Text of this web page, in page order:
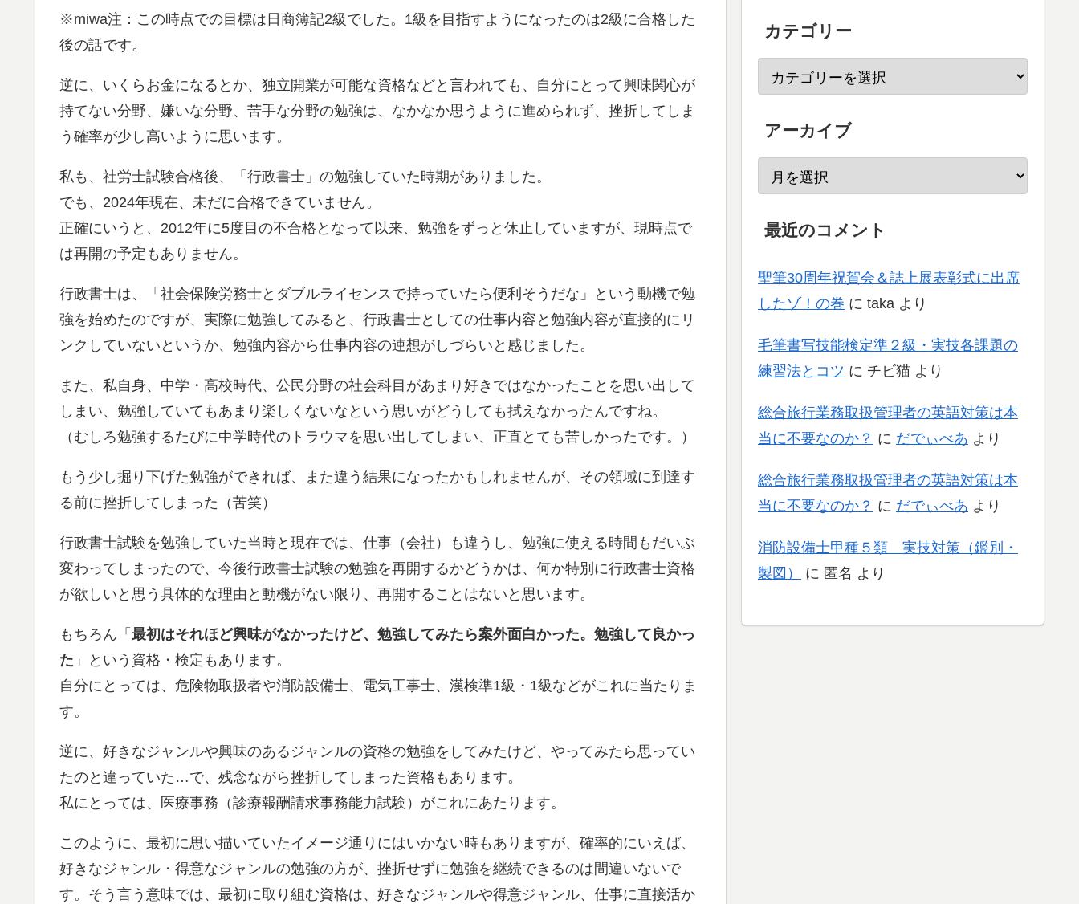
※miwa注：この時点での目標は日商簿記2級でした。1級を目指すようになったのは2級に合格した
後の話です。
逆に、いくらお金になるとか、独立開業が可能な資格などと言われても、自分にとって興味関心が
持てない分野、嫌いな分野、苦手な分野の勉強は、なかなか思うように進められず、挫折してしま
う確率が少し高いように思います。
私も、社労士試験合格後、「行政書士」の勉強していた時期がありました。
でも、2024年現在、未だに合格できていません。
正確にいうと、2012年に5度目の不合格となって以来、勉強をずっと休止していますが、現時点で
は再開の予定もありません。
行政書士は、「社会保険労務士とダブルライセンスで持っていたら便利そうだな」という動機で勉
強を始めたのですが、実際に勉強してみると、行政書士としての仕事内容と勉強内容が直接的にリ
ンクしていないというか、勉強内容から仕事内容の連想がしづらいと感じました。
また、私自身、中学・高校時代、公民分野の社会科目があまり好きではなかったことを思い出して
しまい、勉強していてもあまり楽しくないなという思いがどうしても拭えなかったんですね。
（むしろ勉強するたびに中学時代のトラウマを思い出してしまい、正直とても苦しかったです。）
もう少し掘り下げた勉強ができれば、また違う結果になったかもしれませんが、その領域に到達す
る前に挫折してしまった（苦笑）
行政書士試験を勉強していた当時と現在では、仕事（会社）も違うし、勉強に使える時間もだいぶ
変わってしまったので、今後行政書士試験の勉強を再開するかどうかは、何か特別に行政書士資格
が欲しいと思う具体的な理由と動機がない限り、再開することはないと思います。
もちろん「 最初はそれほど興味がなかったけど、勉強してみたら案外面白かった。勉強して良かっ
た 」という資格・検定もあります。
自分にとっては、危険物取扱者や消防設備士、電気工事士、漢検準1級・1級などがこれに当たりま
す。
逆に、好きなジャンルや興味のあるジャンルの資格の勉強をしてみたけど、やってみたら思ってい
たのと違っていた…で、残念ながら挫折してしまった資格もあります。
私にとっては、医療事務（診療報酬請求事務能力試験）がこれにあたります。
このように、最初に思い描いていたイメージ通りにはいかない時もありますが、確率的にいえば、
好きなジャンル・得意なジャンルの勉強の方が、挫折せずに勉強を継続できるのは間違いないで
す。そう言う意味では、最初に取り組む資格は、好きなジャンルや得意ジャンル、仕事に直接活か
カテゴリー
アーカイブ
最近のコメント
聖筆30周年祝賀会＆誌上展表彰式に出席
したゾ！の巻 に taka より
毛筆書写技能検定準２級・実技各課題の
練習法とコツ に チビ猫 より
総合旅行業務取扱管理者の英語対策は本
当に不要なのか？ に だでぃべあ より
総合旅行業務取扱管理者の英語対策は本
当に不要なのか？ に だでぃべあ より
消防設備士甲種５類 実技対策（鑑別・
製図）
に 匿名 より